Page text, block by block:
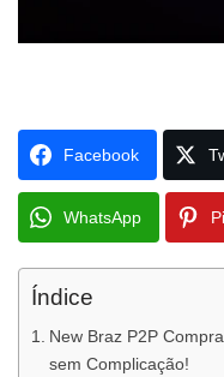
Facebook
WhatsApp
Índice
New Braz P2P
sem Complicação!